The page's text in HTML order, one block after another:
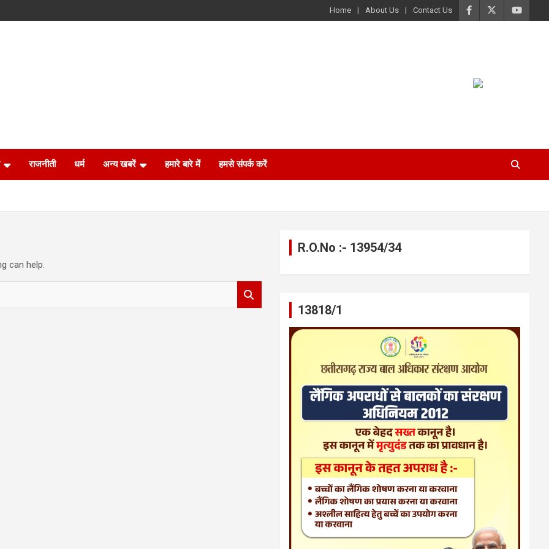
Home About Us Contact Us
राजनीती धर्म अन्य खबरें हमारे बारे में हमसे संपर्क करें
can help.
R.O.No :- 13954/34
13818/1